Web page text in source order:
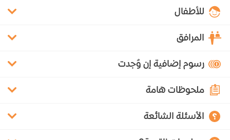
للأطفال
المرافق
رسوم إضافية إن وُجدت
ملحوظات هامة
الأسئلة الشائعة